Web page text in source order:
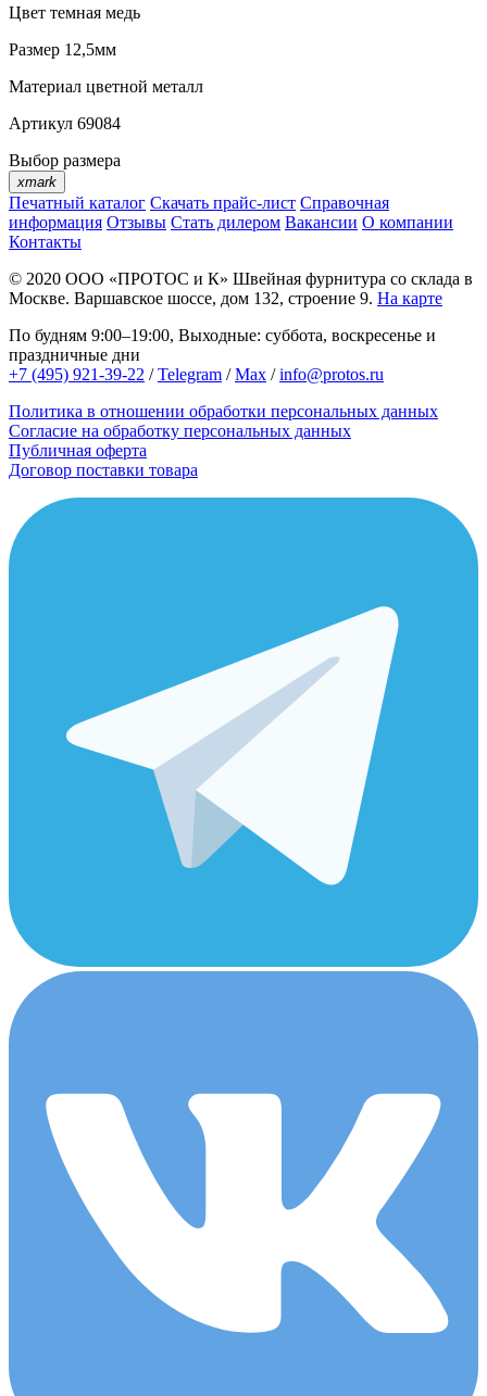
Цвет темная медь
Размер 12,5мм
Материал цветной металл
Артикул 69084
Выбор размера
xmark
Печатный каталог Скачать прайс-лист Справочная
информация Отзывы Стать дилером Вакансии О компании
Контакты
© 2020 ООО «ПРОТОС и К» Швейная фурнитура со склада в
Москве. Варшавское шоссе, дом 132, строение 9. На карте
По будням 9:00–19:00, Выходные: суббота, воскресенье и
праздничные дни
+7 (495) 921-39-22 /Telegram /Max /info@protos.ru
Политика в отношении обработки персональных данных
Согласие на обработку персональных данных
Публичная оферта
Договор поставки товара